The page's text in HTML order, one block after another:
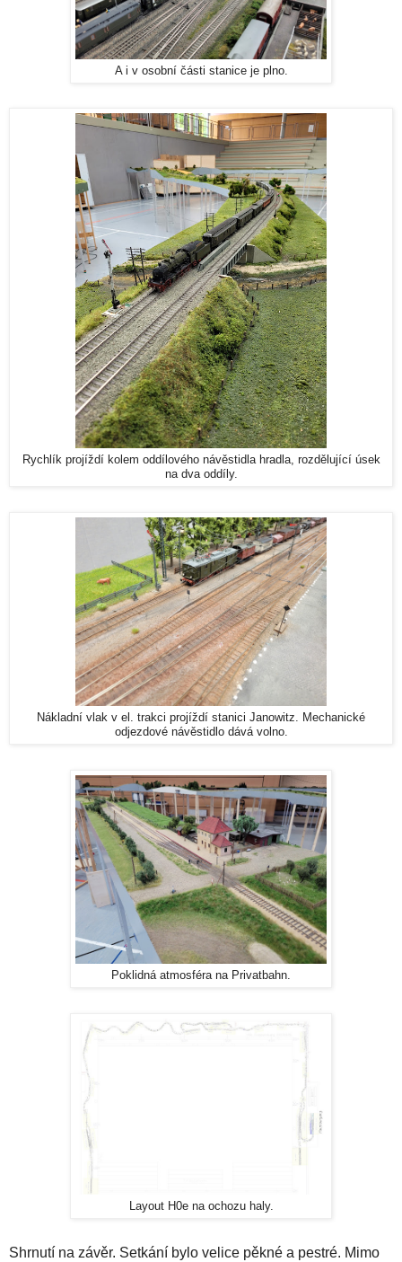
A i v osobní části stanice je plno.
Rychlík projíždí kolem oddílového návěstidla hradla, rozdělující úsek
na dva oddíly.
Nákladní vlak v el. trakci projíždí stanici Janowitz. Mechanické
odjezdové návěstidlo dává volno.
Poklidná atmosféra na Privatbahn.
Layout H0e na ochozu haly.
Shrnutí na závěr. Setkání bylo velice pěkné a pestré. Mimo